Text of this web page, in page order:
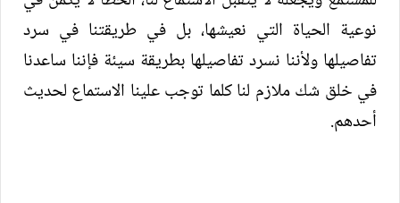
نوعية الحياة التي نعيشها، بل في طريقتنا في سرد
تفاصيلها ولأننا نسرد تفاصيلها بطريقة سيئة فإننا ساعدنا
في خلق شك ملازم لنا كلما توجب علينا الاستماع لحديث
أحدهم.